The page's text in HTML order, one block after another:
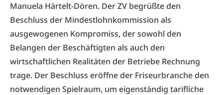
Manuela Härtelt-Dören. Der ZV begrüßte den
Beschluss der Mindestlohnkommission als
ausgewogenen Kompromiss, der sowohl den
Belangen der Beschäftigten als auch den
wirtschaftlichen Realitäten der Betriebe Rechnung
trage. Der Beschluss eröffne der Friseurbranche den
notwendigen Spielraum, um eigenständig tarifliche